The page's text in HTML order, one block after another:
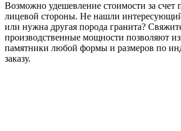
Возможно удешевление стоимости за счет
лицевой стороны. Не нашли
или нужна другая порода гранита?
производственные мощности позволяют
памятники любой формы и размеров по
заказу.